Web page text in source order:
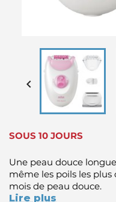

SOUS 10 JOURS
Une peau douce
même les poils les plus
mois de peau douce.
Lire plus